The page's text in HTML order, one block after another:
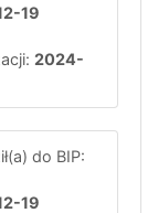
19
2024-
do BIP:
19